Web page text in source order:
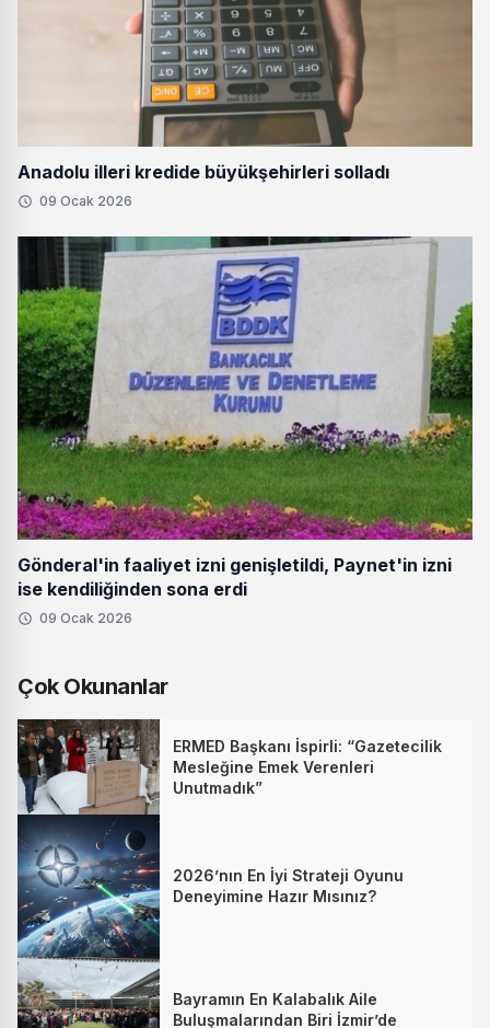
Anadolu illeri kredide büyükşehirleri solladı
09 Ocak 2026
Gönderal'in faaliyet izni genişletildi, Paynet'in izni
ise kendiliğinden sona erdi
09 Ocak 2026
Çok Okunanlar
ERMED Başkanı İspirli: “Gazetecilik
Mesleğine Emek Verenleri
Unutmadık”
2026’nın En İyi Strateji Oyunu
Deneyimine Hazır Mısınız?
Bayramın En Kalabalık Aile
Buluşmalarından Biri İzmir’de